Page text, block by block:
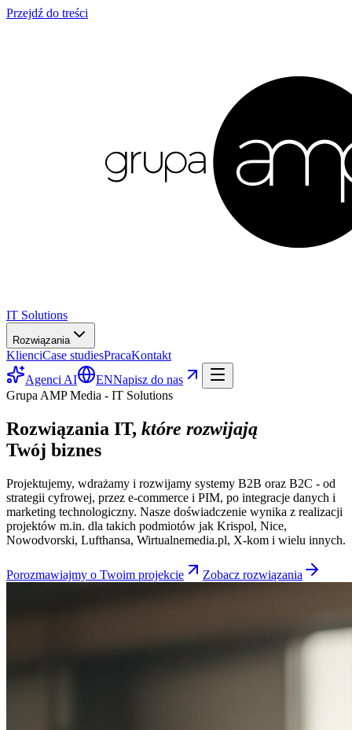
Przejdź do treści
IT Solutions
Rozwiązania
KlienciCase studiesPracaKontakt
Agenci AI
ENNapisz do nas
Grupa AMP Media - IT Solutions
Rozwiązania IT, które rozwijają
Twój biznes
Projektujemy, wdrażamy i rozwijamy systemy B2B oraz B2C - od
strategii cyfrowej, przez e-commerce i PIM, po integracje danych i
marketing technologiczny. Nasze doświadczenie wynika z realizacji
projektów m.in. dla takich podmiotów jak Krispol, Nice,
Nowodvorski, Lufthansa, Wirtualnemedia.pl, X-kom i wielu innych.
Porozmawiajmy o Twoim projekcie Zobacz rozwiązania